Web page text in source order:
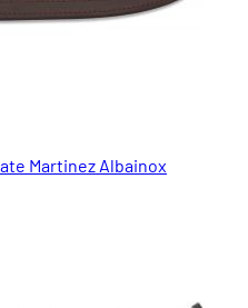
Martinez Albainox